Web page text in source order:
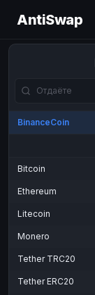
AntiSwap
BinanceCoin
Bitcoin
Ethereum
Litecoin
Monero
Tether TRC20
Tether ERC20